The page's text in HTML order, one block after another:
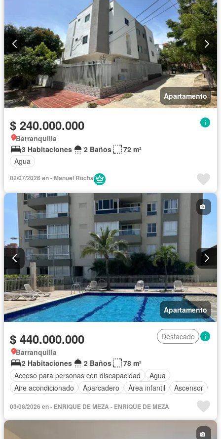
Apartamento
$ 240.000.000
Barranquilla
3 Habitaciones
2 Baños
72 m²
Agua
02/07/2026 en - Manuel Rocha
Apartamento
$ 440.000.000
Destacado
Barranquilla
2 Habitaciones
2 Baños
78 m²
Acceso para personas con discapacidad
Agua
Aire acondicionado
Aparcadero Área infantil
Ascensor
Gimnasio
Jardín
Piscina Seguridad privada Vista panorámica
03/06/2026 en - ENRIQUE DE MEZA - ENRIQUE DE MEZA